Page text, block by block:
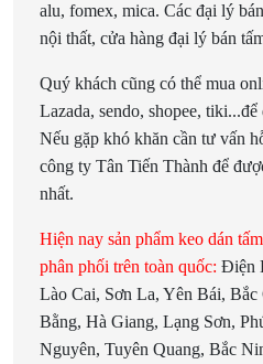
alu, fomex, mica. Các đại lý
nội thất, cửa hàng đại lý bán
Quý khách cũng có thể mua
Lazada, sendo, shopee,
Nếu gặp khó khăn cần tư vấn
công ty Tân Tiến Thành để
nhất.
Hiện nay sản phẩm keo dán
phân phối trên toàn quốc: Điện
Lào Cai, Sơn La, Yên Bái,
Bằng, Hà Giang, Lạng Sơn,
Nguyên, Tuyên Quang, Bắc